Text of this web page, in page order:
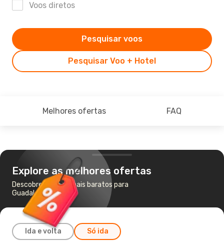
Voos diretos
Pesquisar Voo + Hotel
Pesquisar voos
Melhores ofertas FAQ
Explore as melhores ofertas
Descobre os voos mais baratos para
Guadalajara
Ida e volta Só ida